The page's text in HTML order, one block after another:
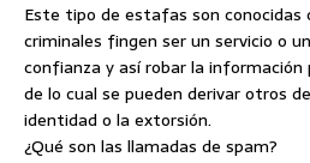
Este tipo de estafas son conocidas
criminales fingen ser un servicio o
confianza y así robar la
de lo cual se pueden derivar otros
identidad o la extorsión.
¿Qué son las llamadas de spam?